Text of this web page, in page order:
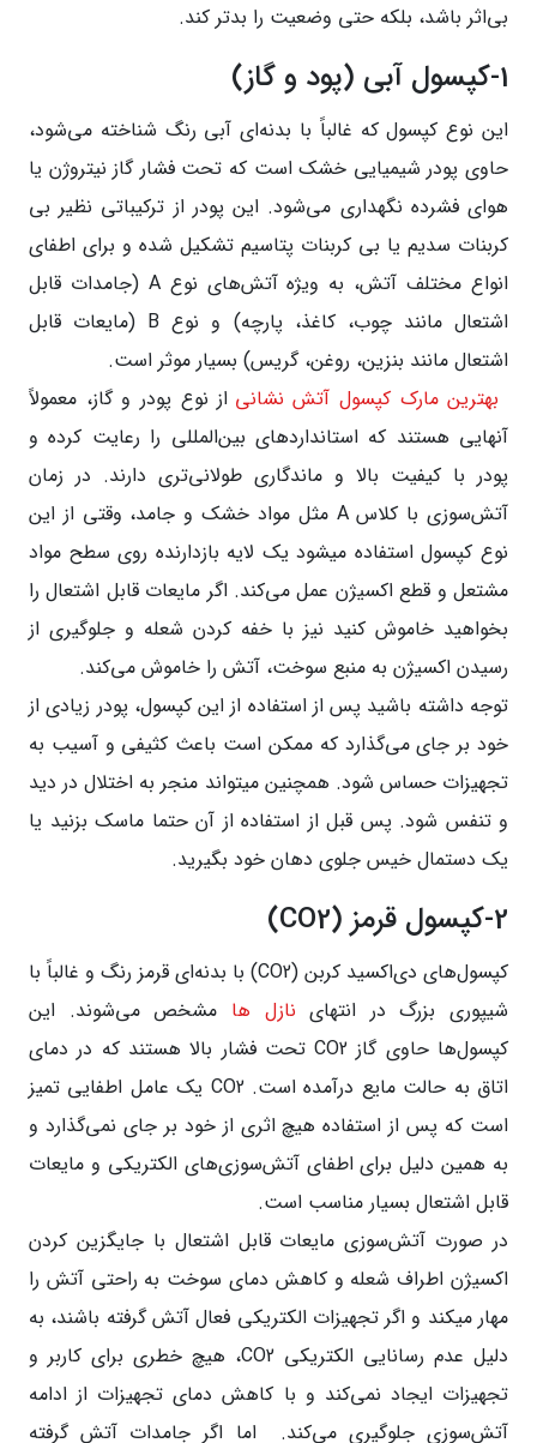
بی‌اثر باشد، بلکه حتی وضعیت را بدتر کند.
1-کپسول آبی (پود و گاز)
این نوع کپسول که غالباً با بدنه‌ای آبی رنگ شناخته می‌شود،
حاوی پودر شیمیایی خشک است که تحت فشار گاز نیتروژن یا
هوای فشرده نگهداری می‌شود. این پودر از ترکیباتی نظیر بی
کربنات سدیم یا بی کربنات پتاسیم تشکیل شده و برای اطفای
انواع مختلف آتش، به ویژه آتش‌های نوع A (جامدات قابل
اشتعال مانند چوب، کاغذ، پارچه) و نوع B (مایعات قابل
اشتعال مانند بنزین، روغن، گریس) بسیار موثر است.
بهترین مارک کپسول آتش نشانی از نوع پودر و گاز، معمولاً
آنهایی هستند که استانداردهای بین‌المللی را رعایت کرده و
پودر با کیفیت بالا و ماندگاری طولانی‌تری دارند. در زمان
آتش‌سوزی‌ با کلاس A مثل مواد خشک و جامد، وقتی از این
نوع کپسول استفاده میشود یک لایه بازدارنده روی سطح مواد
مشتعل و قطع اکسیژن عمل می‌کند. اگر مایعات قابل اشتعال را
بخواهید خاموش کنید نیز با خفه کردن شعله و جلوگیری از
رسیدن اکسیژن به منبع سوخت، آتش را خاموش می‌کند.
توجه داشته باشید پس از استفاده از این کپسول، پودر زیادی از
خود بر جای می‌گذارد که ممکن است باعث کثیفی و آسیب به
تجهیزات حساس شود. همچنین میتواند منجر به اختلال در دید
و تنفس شود. پس قبل از استفاده از آن حتما ماسک بزنید یا
یک دستمال خیس جلوی دهان خود بگیرید.
2-کپسول قرمز (CO2)
کپسول‌های دی‌اکسید کربن (CO2) با بدنه‌ای قرمز رنگ و غالباً با
شیپوری بزرگ در انتهای نازل ها مشخص می‌شوند. این
کپسول‌ها حاوی گاز CO2 تحت فشار بالا هستند که در دمای
اتاق به حالت مایع درآمده است. CO2 یک عامل اطفایی تمیز
است که پس از استفاده هیچ اثری از خود بر جای نمی‌گذارد و
به همین دلیل برای اطفای آتش‌سوزی‌های الکتریکی و مایعات
قابل اشتعال بسیار مناسب است.
در صورت آتش‌سوزی‌ مایعات قابل اشتعال با جایگزین کردن
اکسیژن اطراف شعله و کاهش دمای سوخت به راحتی آتش را
مهار میکند و اگر تجهیزات الکتریکی فعال آتش گرفته باشند، به
دلیل عدم رسانایی الکتریکی CO2، هیچ خطری برای کاربر و
تجهیزات ایجاد نمی‌کند و با کاهش دمای تجهیزات از ادامه
آتش‌سوزی جلوگیری می‌کند. اما اگر جامدات آتش گرفته